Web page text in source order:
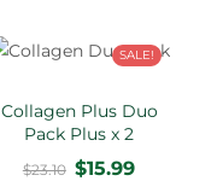
SALE!
Collagen Plus Duo
Pack Plus x 2
$23.10 $15.99